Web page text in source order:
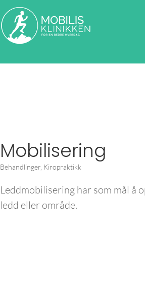
Mobilisering
Behandlinger Kiropraktikk
Leddmobilisering har som mål
ledd eller område.